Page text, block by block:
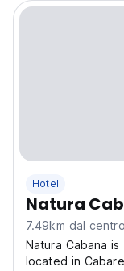
Hotel
Natura
7.49km dal
Natura Cabana
located in